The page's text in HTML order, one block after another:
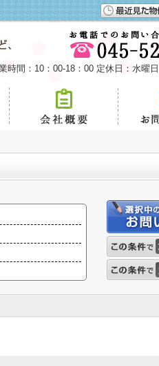
時間：10：00-18：00 定休日：水曜